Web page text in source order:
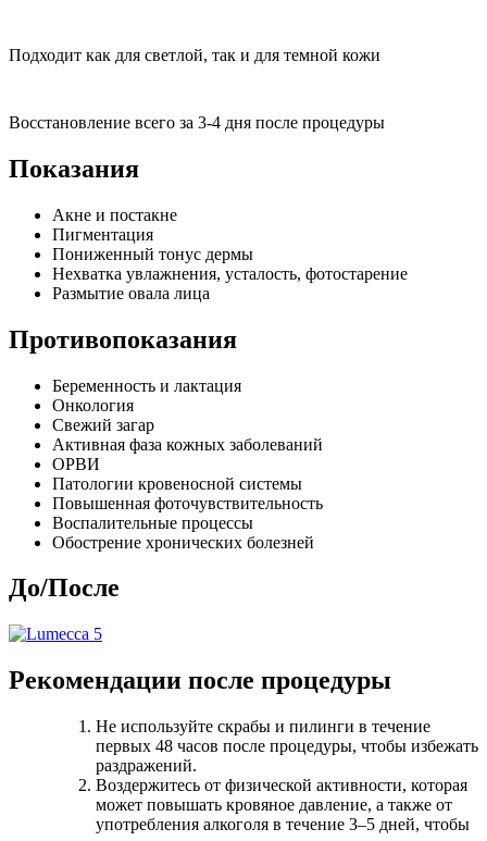
Подходит как для светлой, так и для темной кожи
Восстановление всего за 3-4 дня после процедуры
Показания
Акне и постакне
Пигментация
Пониженный тонус дермы
Нехватка увлажнения, усталость, фотостарение
Размытие овала лица
Противопоказания
Беременность и лактация
Онкология
Свежий загар
Активная фаза кожных заболеваний
ОРВИ
Патологии кровеносной системы
Повышенная фоточувствительность
Воспалительные процессы
Обострение хронических болезней
До/После
Рекомендации после процедуры
Не используйте скрабы и пилинги в течение
первых 48 часов после процедуры, чтобы избежать
раздражений.
Воздержитесь от физической активности, которая
может повышать кровяное давление, а также от
употребления алкоголя в течение 3–5 дней, чтобы